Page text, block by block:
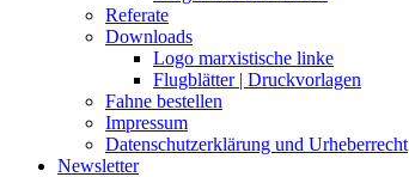
Referate
Downloads
Logo marxistische linke
Flugblätter | Druckvorlagen
Fahne bestellen
Impressum
Datenschutzerklärung und Urheberrecht
Newsletter